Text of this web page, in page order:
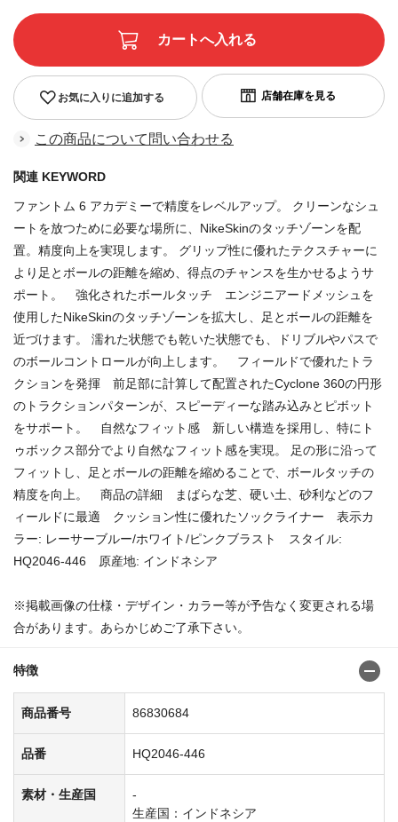
お気に入りに追加する
この商品について問い合わせる
関連 KEYWORD
ファントム 6 アカデミーで精度をレベルアップ。 クリーンなシュ
ートを放つために必要な場所に、NikeSkinのタッチゾーンを配
置。精度向上を実現します。 グリップ性に優れたテクスチャーに
より足とボールの距離を縮め、得点のチャンスを生かせるようサ
ポート。 強化されたボールタッチ エンジニアードメッシュを
使用したNikeSkinのタッチゾーンを拡大し、足とボールの距離を
近づけます。 濡れた状態でも乾いた状態でも、ドリブルやパスで
のボールコントロールが向上します。 フィールドで優れたトラ
クションを発揮 前足部に計算して配置されたCyclone 360の円形
のトラクションパターンが、スピーディーな踏み込みとピボット
をサポート。 自然なフィット感 新しい構造を採用し、特にト
ゥボックス部分でより自然なフィット感を実現。 足の形に沿って
フィットし、足とボールの距離を縮めることで、ボールタッチの
精度を向上。 商品の詳細 まばらな芝、硬い土、砂利などのフ
ィールドに最適 クッション性に優れたソックライナー 表示カ
ラー: レーサーブルー/ホワイト/ピンクブラスト スタイル:
HQ2046-446 原産地: インドネシア
※掲載画像の仕様・デザイン・カラー等が予告なく変更される場
合があります。あらかじめご了承下さい。
特徴
商品番号 86830684
品番 HQ2046-446
素材・生産国
-
生産国：インドネシア